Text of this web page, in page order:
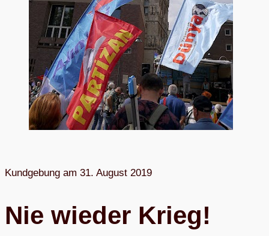
Kund­ge­bung am 31. August 2019
Nie wie­der Krieg!